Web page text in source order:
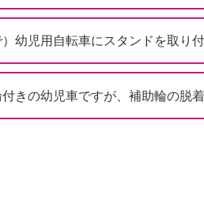
）幼児用自転車にスタンドを取り
きの幼児車ですが、補助輪の脱